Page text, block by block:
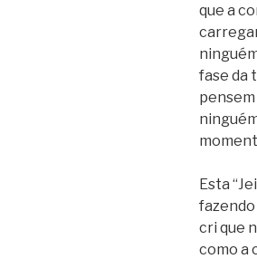
que a
fase da
Esta
fazendo
cri que
como a